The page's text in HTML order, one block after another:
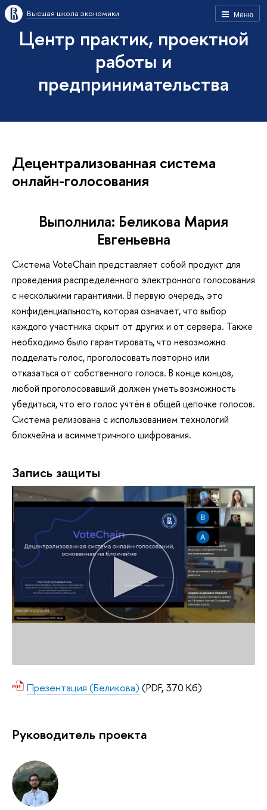
Меню
Высшая школа экономики
Центр практик, проектной
работы и
предпринимательства
Децентрализованная система
онлайн-голосования
Выполнила: Беликова Мария
Евгеньевна
Система VoteChain представляет собой продукт для
проведения распределенного электронного голосования
с несколькими гарантиями. В первую очередь, это
конфиденциальность, которая означает, что выбор
каждого участника скрыт от других и от сервера. Также
необходимо было гарантировать, что невозможно
подделать голос, проголосовать повторно или
отказаться от собственного голоса. В конце концов,
любой проголосовавший должен уметь возможность
убедиться, что его голос учтён в общей цепочке голосов.
Система релизована с использованием технологий
блокчейна и асимметричного шифрования.
Запись защиты
Презентация (Беликова) (PDF, 370 Кб)
Руководитель проекта